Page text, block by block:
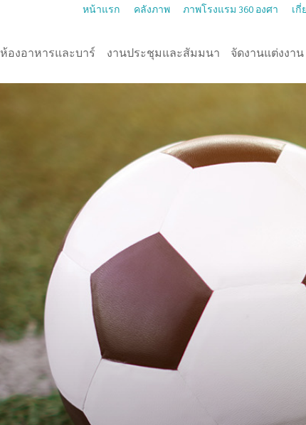
ห้องอาหารและบาร์ งานประชุมและสัมมนา จัดงานแต่งงาน
หน้าแรก คลังภาพ ภาพโรงแรม 360 องศา เกี่